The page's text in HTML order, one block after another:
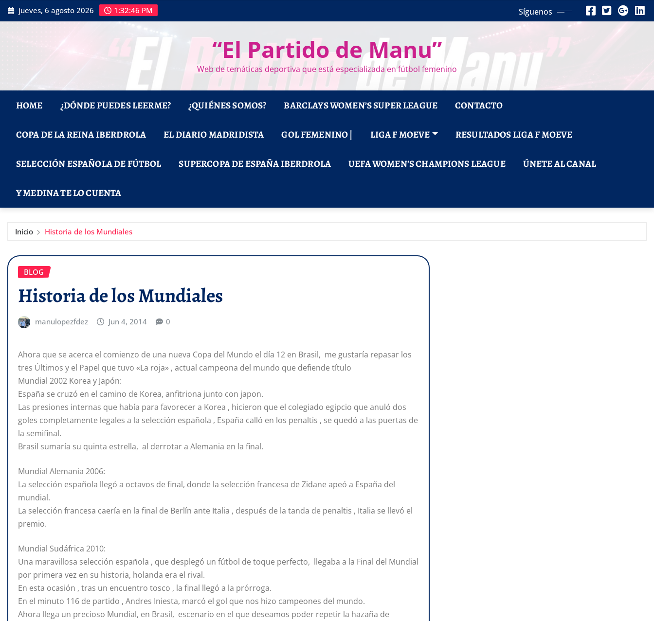
Saltar
al
jueves, 6 agosto 2026 1:32:47 PM Síguenos
“El Partido de Manu”
Web de temáticas deportiva que está especializada en fútbol femenino
HOME ¿DÓNDE PUEDES LEERME? ¿QUIÉNES SOMOS? BARCLAYS WOMEN’S SUPER LEAGUE CONTACTO
COPA DE LA REINA IBERDROLA EL DIARIO MADRIDISTA GOL FEMENINO | LIGA F MOEVE RESULTADOS LIGA F MOEVE
SELECCIÓN ESPAÑOLA DE FÚTBOL SUPERCOPA DE ESPAÑA IBERDROLA UEFA WOMEN’S CHAMPIONS LEAGUE ÚNETE AL CANAL
Y MEDINA TE LO CUENTA
Inicio Historia de los Mundiales
BLOG
Historia de los Mundiales
manulopezfdez Jun 4, 2014 0
Ahora que se acerca el comienzo de una nueva Copa del Mundo el día 12 en Brasil, me gustaría repasar los
tres Últimos y el Papel que tuvo «La roja» , actual campeona del mundo que defiende título
Mundial 2002 Korea y Japón:
España se cruzó en el camino de Korea, anfitriona junto con japon.
Las presiones internas que había para favorecer a Korea , hicieron que el colegiado egipcio que anuló dos
goles completamente legales a la selección española , España calló en los penaltis , se quedó a las puertas de
la semifinal.
Brasil sumaría su quinta estrella, al derrotar a Alemania en la final.
Mundial Alemania 2006:
La selección española llegó a octavos de final, donde la selección francesa de Zidane apeó a España del
mundial.
La selección francesa caería en la final de Berlín ante Italia , después de la tanda de penaltis , Italia se llevó el
premio.
Mundial Sudáfrica 2010:
Una maravillosa selección española , que desplegó un fútbol de toque perfecto, llegaba a la Final del Mundial
por primera vez en su historia, holanda era el rival.
En esta ocasión , tras un encuentro tosco , la final llegó a la prórroga.
En el minuto 116 de partido , Andres Iniesta, marcó el gol que nos hizo campeones del mundo.
Ahora llega un precioso Mundial, en Brasil, escenario en el que deseamos poder repetir la hazaña de